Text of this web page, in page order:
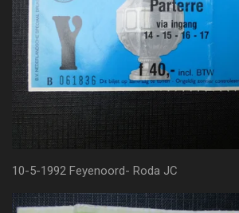
10-5-1992 Feyenoord- Roda JC